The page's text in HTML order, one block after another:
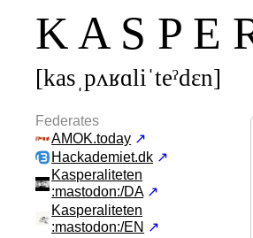
K A S P E
[kasˌpʌʁɑliˈteˀdεn]
Federates
AMOK.today ↗
Hackademiet.dk ↗
Kasperaliteten
:mastodon:/DA ↗
Kasperaliteten
:mastodon:/EN ↗